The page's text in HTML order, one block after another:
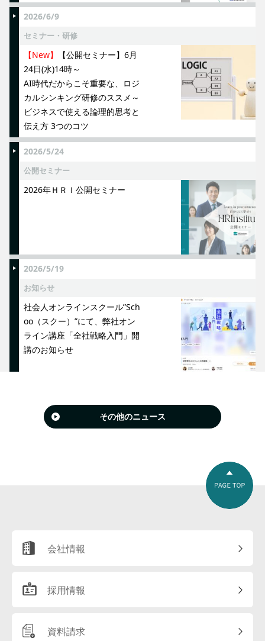
2026/6/9
セミナー・研修
【New】
【公開セミナー】6月
24日(水)14時～
AI時代だからこそ重要な、ロジ
カルシンキング研修のススメ～
ビジネスで使える論理的思考と
伝え方 3つのコツ
2026/5/24
公開セミナー
2026年ＨＲＩ公開セミナー
2026/5/19
お知らせ
社会人オンラインスクール”Sch
oo（スクー）”にて、弊社オン
ライン講座「全社戦略入門」開
講のお知らせ
その他のニュース
会社情報
採用情報
資料請求